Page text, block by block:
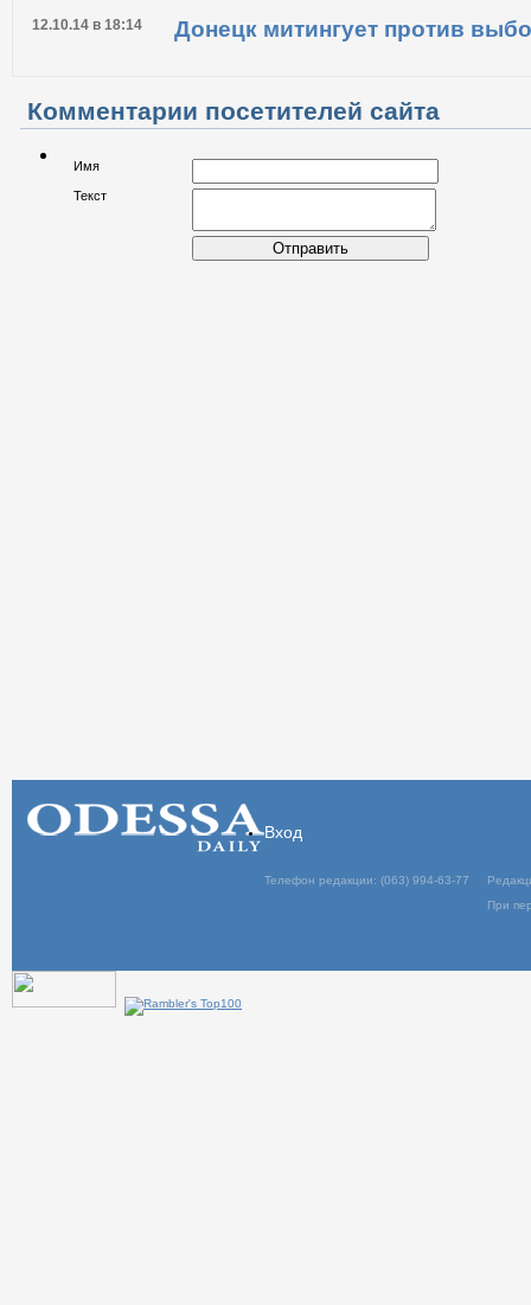
12.10.14 в 18:14 Донецк митингует против
Комментарии посетителей сайта
Имя
Текст
Отправить
Вход
Телефон редакции: (063) 994-63-77
При